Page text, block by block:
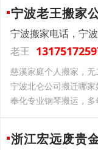
宁波老王搬家
宁波搬家电话，宁
老王
慈溪家庭个人搬家，
宁波北仑公司搬迁哪
奉化专业钢琴搬运，
浙江宏远废贵